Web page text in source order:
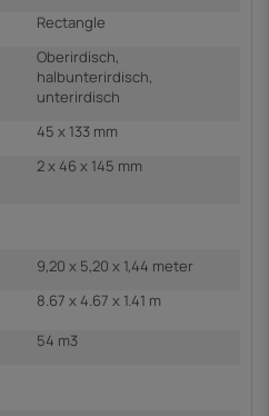
Rectangle
Oberirdisch,
halbunterirdisch,
unterirdisch
45 x 133 mm
2 x 46 x 145 mm
9,20 x 5,20 x 1,44 meter
8.67 x 4.67 x 1.41 m
54 m3